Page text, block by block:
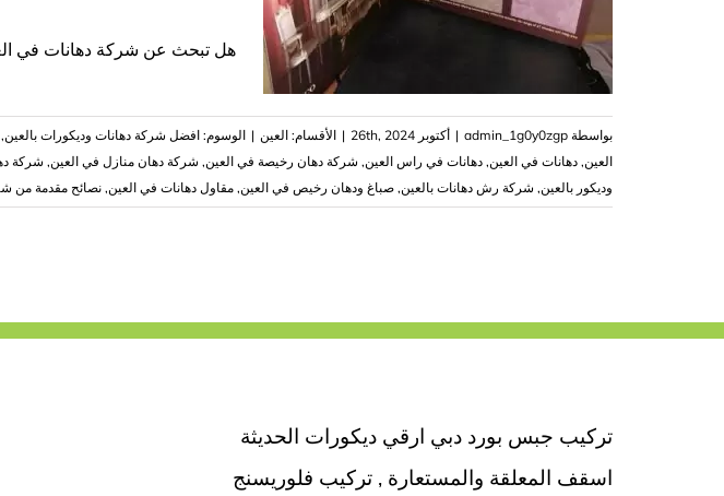
هل تبحث عن شركة دهانات في
بواسطة admin_1g0y0zgp
| أكتوبر 26th, 2024 | الأقسام: العين | الوسوم: افضل شركة دهانات وديكورات بالعين,
العين, دهانات في العين, دهانات في راس العين, شركة دهان رخيصة في العين, شركة دهان منازل في العين, ‏شركة
وديكور بالعين, شركة رش دهانات بالعين, صباغ ودهان رخيص في العين, مقاول دهانات في العين, نصائح مقدمة من
تركيب جبس بورد دبي ارقي ديكورات الحديثة
اسقف المعلقة والمستعارة , تركيب فلوريسنج